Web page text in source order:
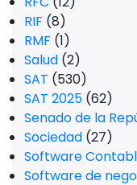
RIF (8)
RMF (1)
Salud (2)
SAT (530)
SAT 2025 (62)
Senado de la
Sociedad (27)
Software
Software de